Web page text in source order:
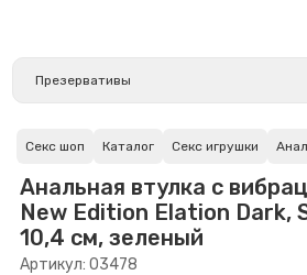
Секс шоп Каталог Секс игрушки
Анальная втулка с
New Edition Elation Dark,
10,4 см, зеленый
Артикул: 03478